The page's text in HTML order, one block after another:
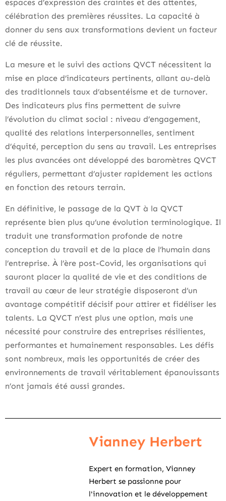
espaces d’expression des craintes et des attentes,
célébration des premières réussites. La capacité à
donner du sens aux transformations devient un facteur
clé de réussite.
La mesure et le suivi des actions QVCT nécessitent la
mise en place d’indicateurs pertinents, allant au-delà
des traditionnels taux d’absentéisme et de turnover.
Des indicateurs plus fins permettent de suivre
l’évolution du climat social : niveau d’engagement,
qualité des relations interpersonnelles, sentiment
d’équité, perception du sens au travail. Les entreprises
les plus avancées ont développé des baromètres QVCT
réguliers, permettant d’ajuster rapidement les actions
en fonction des retours terrain.
En définitive, le passage de la QVT à la QVCT
représente bien plus qu’une évolution terminologique. Il
traduit une transformation profonde de notre
conception du travail et de la place de l’humain dans
l’entreprise. À l’ère post-Covid, les organisations qui
sauront placer la qualité de vie et des conditions de
travail au cœur de leur stratégie disposeront d’un
avantage compétitif décisif pour attirer et fidéliser les
talents. La QVCT n’est plus une option, mais une
nécessité pour construire des entreprises résilientes,
performantes et humainement responsables. Les défis
sont nombreux, mais les opportunités de créer des
environnements de travail véritablement épanouissants
n’ont jamais été aussi grandes.
Vianney Herbert
Expert en formation, Vianney
Herbert se passionne pour
l'innovation et le développement